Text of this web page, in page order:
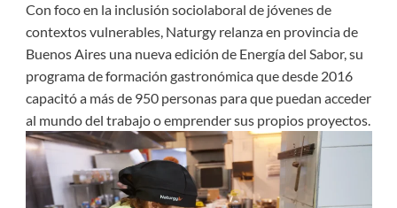
Con foco en la inclusión sociolaboral de jóvenes de
contextos vulnerables, Naturgy relanza en provincia de
Buenos Aires una nueva edición de Energía del Sabor, su
programa de formación gastronómica que desde 2016
capacitó a más de 950 personas para que puedan acceder
al mundo del trabajo o emprender sus propios proyectos.